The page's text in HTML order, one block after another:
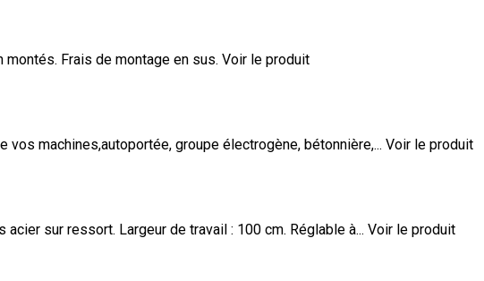
Frais de montage en sus. Voir le produit
machines,autoportée, groupe électrogène, bétonnière,... Voir le produit
sur ressort. Largeur de travail : 100 cm. Réglable à... Voir le produit